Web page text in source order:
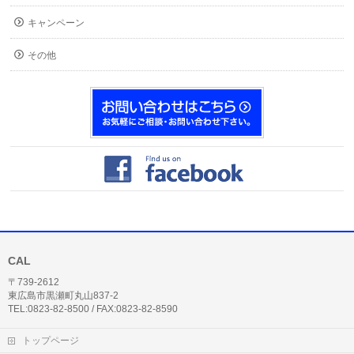
キャンペーン
その他
CAL
〒739-2612
東広島市黒瀬町丸山837-2
TEL:0823-82-8500 / FAX:0823-82-8590
トップページ